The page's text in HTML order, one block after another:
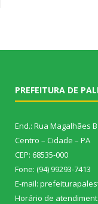
PREFEITURA DE
End.: Rua Magalhães
Centro – Cidade – PA
CEP: 68535-000
Fone: (94) 99293-7413
E-mail:
Horário de